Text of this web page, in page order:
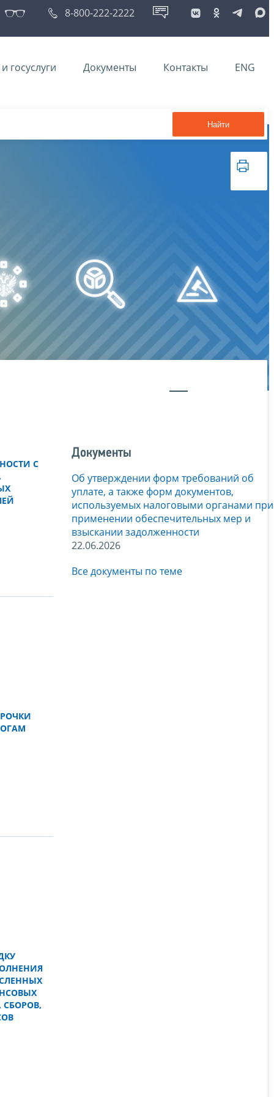
8-800-222-2222
госуслуги Документы Контакты ENG
Найти
С
Документы
Об утверждении форм требований об
уплате, а также форм документов,
используемых налоговыми органами при
применении обеспечительных мер и
взыскании задолженности
22.06.2026
Все документы по теме